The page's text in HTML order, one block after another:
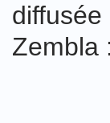
Zembla :